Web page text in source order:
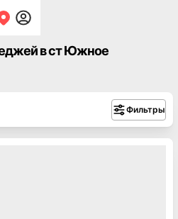
в ст Южное
Фильтры